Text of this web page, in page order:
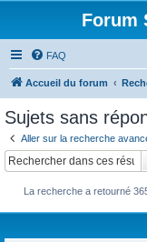
Forum
FAQ
Accueil du forum
Sujets sans
Aller sur la recherche
La recherche a retourné